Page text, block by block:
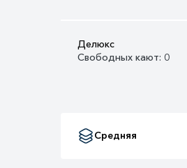
Делюкс
Свободных кают: 0
Средняя